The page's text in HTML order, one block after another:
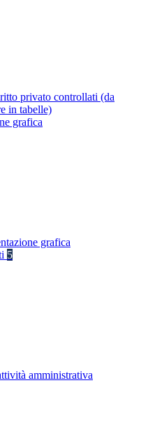
privato controllati (da
in tabelle)
grafica
grafica
5
amministrativa